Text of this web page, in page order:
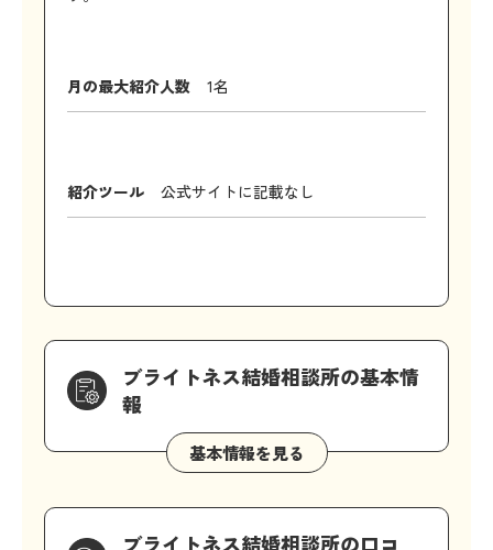
月の最大紹介人数 1名
紹介ツール 公式サイトに記載なし
ブライトネス結婚相談所の基本情
報
ブライトネス結婚相談所の口コ